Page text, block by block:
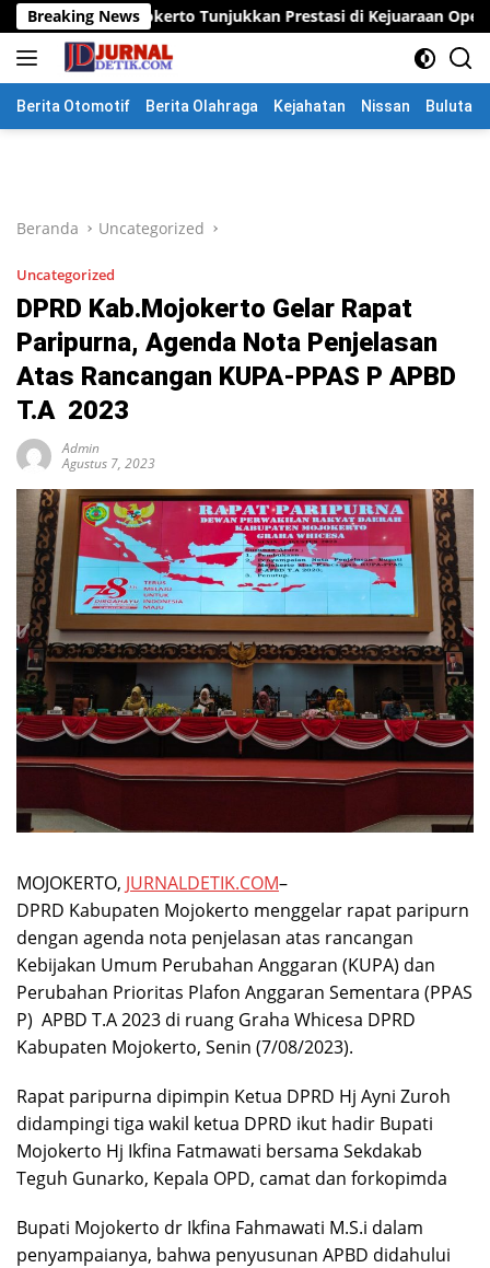
Langsung
ke
konten
Breaking News
Tunjukkan Prestasi di Kejuaraan Open Piala Wali Kota
Berita Otomotif Berita Olahraga Kejahatan Nissan
Beranda Uncategorized
Uncategorized
DPRD Kab.Mojokerto Gelar Rapat
Paripurna, Agenda Nota Penjelasan
Atas Rancangan KUPA-PPAS P APBD
T.A 2023
Admin
Agustus 7, 2023
MOJOKERTO, JURNALDETIK.COM–
DPRD Kabupaten Mojokerto menggelar rapat paripurn
dengan agenda nota penjelasan atas rancangan
Kebijakan Umum Perubahan Anggaran (KUPA) dan
Perubahan Prioritas Plafon Anggaran Sementara (PPAS
P) APBD T.A 2023 di ruang Graha Whicesa DPRD
Kabupaten Mojokerto, Senin (7/08/2023).
Rapat paripurna dipimpin Ketua DPRD Hj Ayni Zuroh
didampingi tiga wakil ketua DPRD ikut hadir Bupati
Mojokerto Hj Ikfina Fatmawati bersama Sekdakab
Teguh Gunarko, Kepala OPD, camat dan forkopimda
Bupati Mojokerto dr Ikfina Fahmawati M.S.i dalam
penyampaianya, bahwa penyusunan APBD didahului